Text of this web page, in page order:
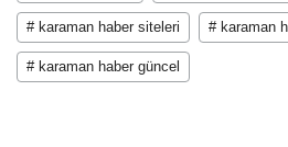
# karaman haber siteleri # karaman
# karaman haber güncel